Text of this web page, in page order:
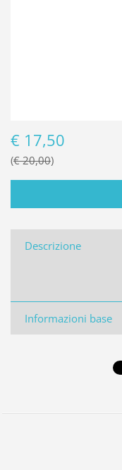
€ 17,50
€ 20,00
Descrizione
Informazioni base